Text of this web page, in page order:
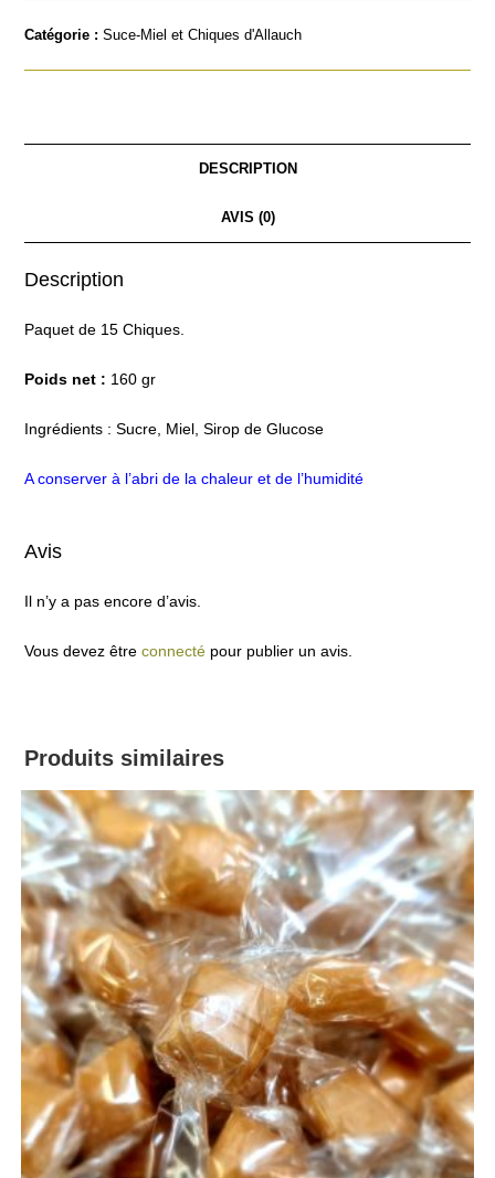
Catégorie :Suce-Miel et Chiques d'Allauch
DESCRIPTION
AVIS (0)
Description
Paquet de 15 Chiques.
Poids net : 160 gr
Ingrédients : Sucre, Miel, Sirop de Glucose
A conserver à l’abri de la chaleur et de l’humidité
Avis
Il n’y a pas encore d’avis.
Vous devez êtreconnecté pour publier un avis.
Produits similaires